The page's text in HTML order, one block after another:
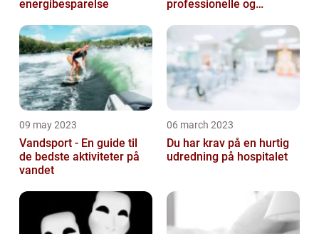
energibesparelse
professionelle og
selv'ere
09 may 2023
Vandsport - En guide til
de bedste aktiviteter på
vandet
06 march 2023
Du har krav på en hurtig
udredning på hospitalet